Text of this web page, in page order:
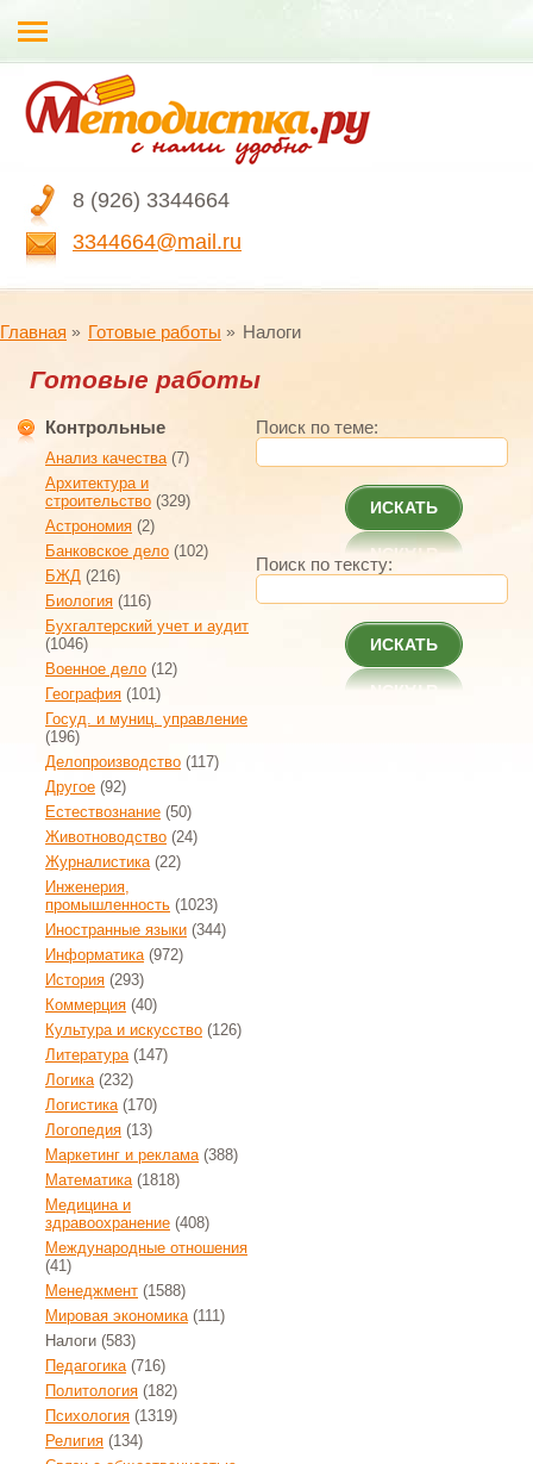
8 (926) 3344664
3344664@mail.ru
Главная Готовые работы Налоги
Готовые работы
Контрольные
Анализ качества(7)
Архитектура и
строительство (329)
Астрономия (2)
Банковское дело (102)
БЖД (216)
Биология (116)
Бухгалтерский учет и аудит
(1046)
Военное дело (12)
География (101)
Госуд. и муниц. управление
(196)
Делопроизводство (117)
Другое (92)
Естествознание (50)
Животноводство (24)
Журналистика(22)
Инженерия,
промышленность (1023)
Иностранные языки (344)
Информатика(972)
История (293)
Коммерция (40)
Культура и искусство (126)
Литература(147)
Логика(232)
Логистика(170)
Логопедия (13)
Маркетинг и реклама(388)
Математика(1818)
Медицина и
здравоохранение (408)
Международные отношения
(41)
Менеджмент (1588)
Мировая экономика(111)
Налоги (583)
Педагогика(716)
Политология (182)
Психология (1319)
Религия (134)
Поиск по теме:
ИСКАТЬ
Поиск по тексту:
ИСКАТЬ